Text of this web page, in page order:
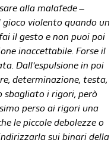
alla malafede –
violento quando un
il gesto e non puoi poi
inaccettabile. Forse il
Dall’espulsione in poi
determinazione, testa,
sbagliato i rigori, però
perso ai rigori una
le piccole debolezze o
sui binari della